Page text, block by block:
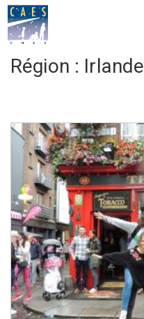
Région : Irlande